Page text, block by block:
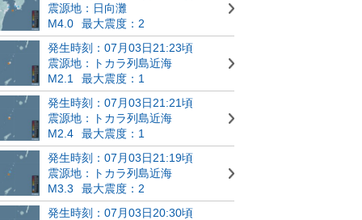
震源地：日向灘
M4.0
最大震度：2
発生時刻：07月03日21:23頃
震源地：トカラ列島近海
M2.1
最大震度：1
発生時刻：07月03日21:21頃
震源地：トカラ列島近海
M2.4
最大震度：1
発生時刻：07月03日21:19頃
震源地：トカラ列島近海
M3.3
最大震度：2
発生時刻：07月03日20:30頃